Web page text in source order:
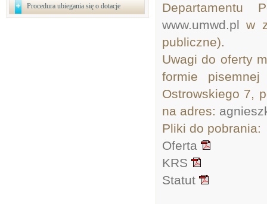
Procedura ubiegania się o dotacje
Departamentu
www.umwd.pl w
publiczne).
Uwagi do oferty
formie
Ostrowskiego 7,
na adres:
Pliki do pobrania:
Oferta
KRS
Statut